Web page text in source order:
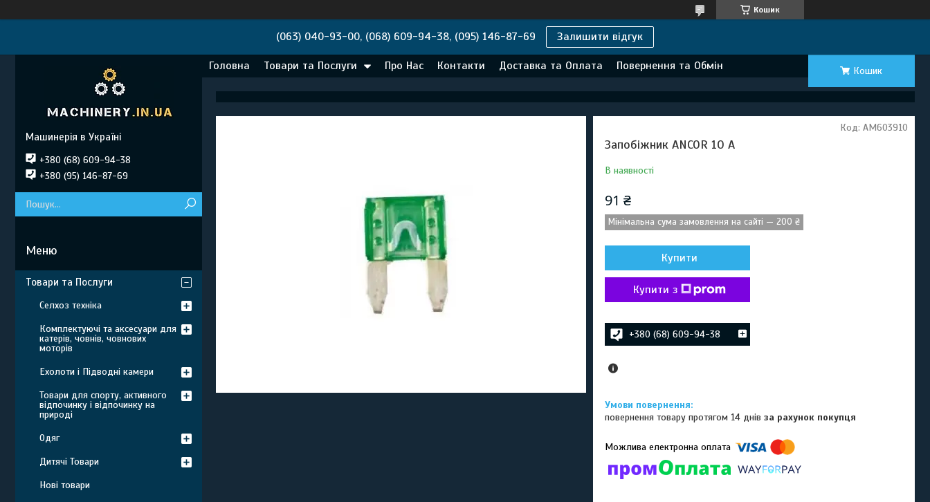
Кошик
(063) 040-93-00, (068) 609-94-38, (095) 146-87-69 Залишити відгук
Головна Товари та Послуги Про Нас Контакти Доставка та Оплата Повернення та Обмін Кошик
Запобіжник ANCOR 10 А
В наявності
Код: AM603910
91 ₴
Мінімальна сума замовлення на сайті — 200 ₴
Купити
Купити з
+380 (68) 609-94-38
повернення товару протягом 14 днівза рахунок покупця
Машинерія в Україні
+380 (68) 609-94-38
+380 (95) 146-87-69
Товари та Послуги
Селхоз техніка
Комплектуючі та аксесуари для
катерів, човнів, човнових
моторів
Ехолоти і Підводні камери
Товари для спорту, активного
відпочинку і відпочинку на
природі
Одяг
Дитячі Товари
Нові товари